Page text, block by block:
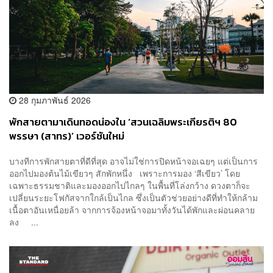
28 กุมภาพันธ์ 2026
พักสายตามาเดินทอดน่องใน ‘สวนเฉลิมพระเกียรติฯ 80
พรรษา (สาทร)’ เวอร์ชันใหม่
บางทีการพักสายตาที่ดีที่สุด อาจไม่ใช่การปิดหน้าจอเฉยๆ แต่เป็นการ
ออกไปมองต้นไม้เขียวๆ สักพักหนึ่ง เพราะการมอง ‘สีเขียว’ โดย
เฉพาะธรรมชาติและมองออกไปไกลๆ ในพื้นที่โล่งกว้าง ดวงตาก็จะ
เปลี่ยนระยะโฟกัสจากใกล้เป็นไกล ซึ่งเป็นตัวช่วยอย่างดีที่ทำให้กล้าม
เนื้อตาอันเหนื่อยล้า จากการจ้องหน้าจอมาทั้งวันได้พักและผ่อนคลาย
ลง ...